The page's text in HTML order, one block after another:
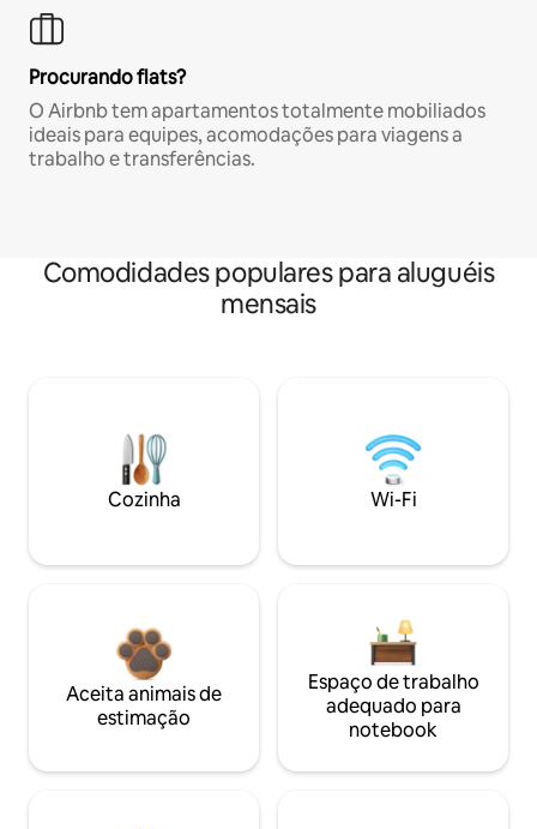
Procurando flats?
O Airbnb tem apartamentos totalmente mobiliados
ideais para equipes, acomodações para viagens a
trabalho e transferências.
Comodidades populares para aluguéis
mensais
Cozinha Wi-Fi
Aceita animais de
estimação
Espaço de trabalho
adequado para
notebook